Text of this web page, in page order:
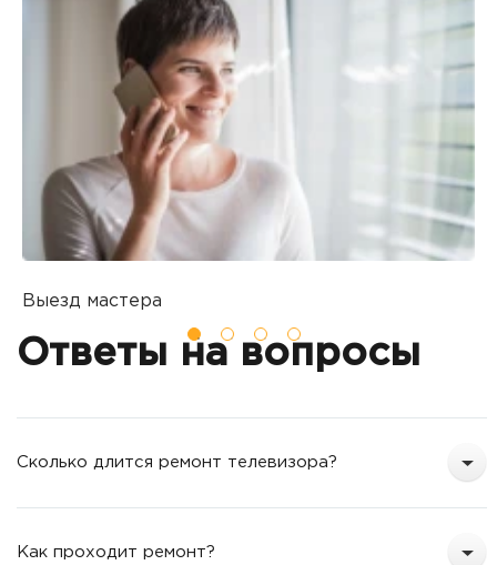
Выезд мастера
Вы оставляете заявку на ремонт
Ответы на вопросы
Сколько длится ремонт телевизора?
Как проходит ремонт?